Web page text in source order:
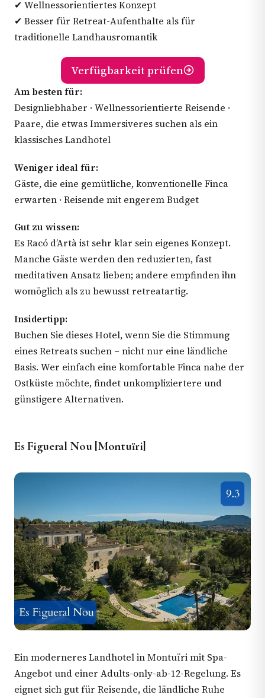
✔ Wellnessorientiertes Konzept
✔ Besser für Retreat-Aufenthalte als für
traditionelle Landhausromantik
Verfügbarkeit prüfen
Am besten für:
Designliebhaber · Wellnessorientierte Reisende ·
Paare, die etwas Immersiveres suchen als ein
klassisches Landhotel
Weniger ideal für:
Gäste, die eine gemütliche, konventionelle Finca
erwarten · Reisende mit engerem Budget
Gut zu wissen:
Es Racó d’Artà ist sehr klar sein eigenes Konzept.
Manche Gäste werden den reduzierten, fast
meditativen Ansatz lieben; andere empfinden ihn
womöglich als zu bewusst retreatartig.
Insidertipp:
Buchen Sie dieses Hotel, wenn Sie die Stimmung
eines Retreats suchen – nicht nur eine ländliche
Basis. Wer einfach eine komfortable Finca nahe der
Ostküste möchte, findet unkompliziertere und
günstigere Alternativen.
Es Figueral Nou [Montuïri]
Ein moderneres Landhotel in Montuïri mit Spa-
Angebot und einer Adults-only-ab-12-Regelung. Es
eignet sich gut für Reisende, die ländliche Ruhe